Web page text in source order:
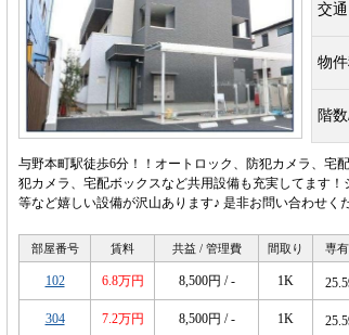
交通
物
階
与野本町駅徒歩6分！！オートロック、防犯カメラ、宅
犯カメラ、宅配ボックスなど共用設備も充実してます
等など嬉しい設備が沢山あります♪ 是非お問い合わせく
部屋番号 賃料 共益 / 管理費 間取り 専
102 6.8万円 8,500円 / - 1K
304 7.2万円 8,500円 / - 1K